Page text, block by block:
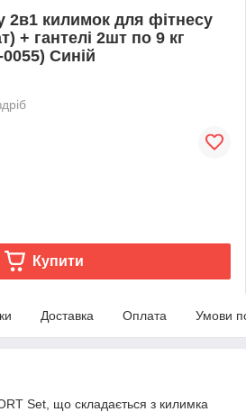
2в1 килимок для фітнесу
+ гантелі 2шт по 9 кг
Синій
Купити
Доставка Оплата Умови
Set, що складається з килимка